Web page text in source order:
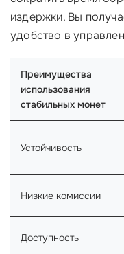
издержки. Вы
удобство в
Преимущества
использования
стабильных монет
Устойчивость
Низкие комиссии
Доступность